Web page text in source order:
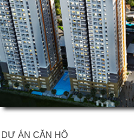
DỰ ÁN CĂN HỘ